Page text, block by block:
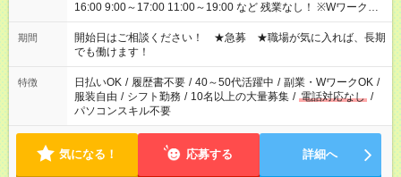
16:00 9:00～17:00 11:00～19:00 など 残業なし！ ※Wワークの
場合、他のお仕事と合わせ週40時間超の就業はご案内できませ
ん ※法令に基づき、週20時間以上勤務は社会保険への加入対象
となります ※労働者派遣法（日雇い派遣の原則禁止）により、
短時間・短期間の就業はご案内が難しい場合があります
期間
開始日はご相談ください！ ★急募 ★職場が気に入れば、長期
でも働けます！
特徴 日払いOK / 履歴書不要 / 40～50代活躍中 / 副業・WワークOK /
服装自由 / シフト勤務 / 10名以上の大量募集 / 電話対応なし /
パソコンスキル不要
気になる！ 応募する 詳細へ